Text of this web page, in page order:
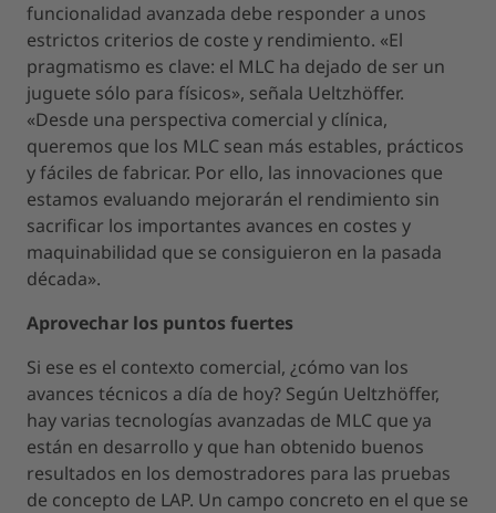
funcionalidad avanzada debe responder a unos
estrictos criterios de coste y rendimiento. «El
pragmatismo es clave: el MLC ha dejado de ser un
juguete sólo para físicos», señala Ueltzhöffer.
«Desde una perspectiva comercial y clínica,
queremos que los MLC sean más estables, prácticos
y fáciles de fabricar. Por ello, las innovaciones que
estamos evaluando mejorarán el rendimiento sin
sacrificar los importantes avances en costes y
maquinabilidad que se consiguieron en la pasada
década».
Aprovechar los puntos fuertes
Si ese es el contexto comercial, ¿cómo van los
avances técnicos a día de hoy? Según Ueltzhöffer,
hay varias tecnologías avanzadas de MLC que ya
están en desarrollo y que han obtenido buenos
resultados en los demostradores para las pruebas
de concepto de LAP. Un campo concreto en el que se